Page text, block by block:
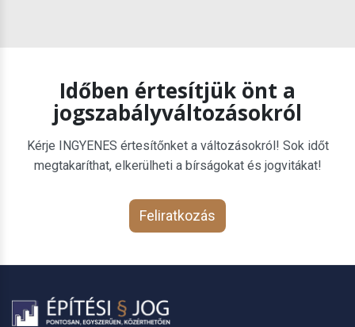
Időben értesítjük önt a
jogszabályváltozásokról
Kérje INGYENES értesítőnket a változásokról! Sok időt
megtakaríthat, elkerülheti a bírságokat és jogvitákat!
Feliratkozás